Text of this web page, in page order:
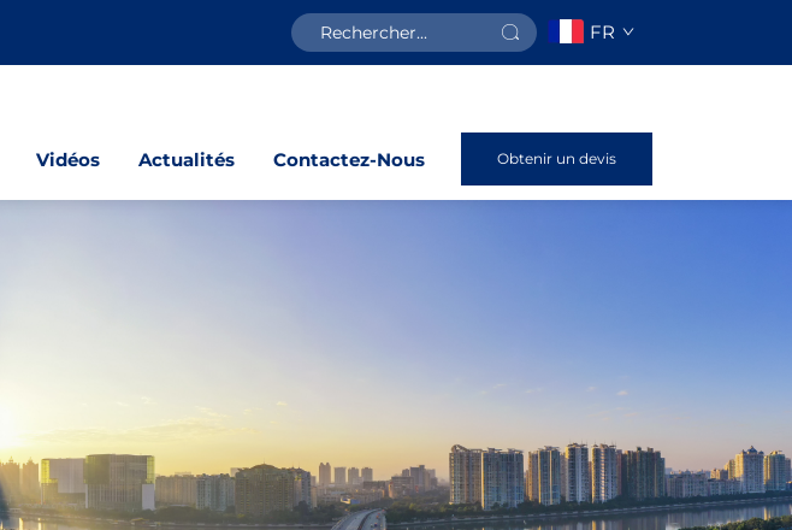
FR
Vidéos Actualités Contactez-Nous Obtenir un devis